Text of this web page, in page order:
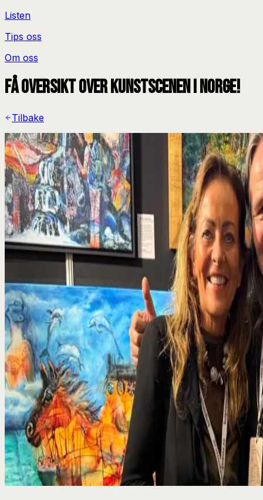
Listen
Tips oss
Om oss
Få oversikt over kunstscenen i Norge!
Tilbake